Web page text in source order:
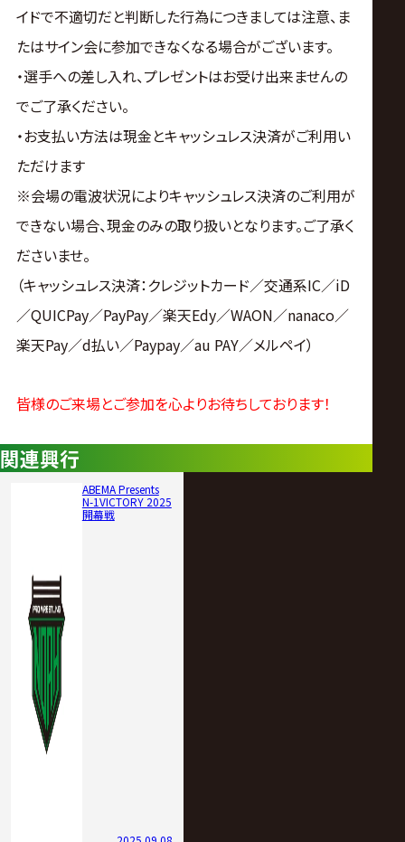
イドで不適切だと判断した行為につきましては注意、ま
たはサイン会に参加できなくなる場合がございます。
・選手への差し入れ、プレゼントはお受け出来ませんの
でご了承ください。
・お支払い方法は現金とキャッシュレス決済がご利用い
ただけます
※会場の電波状況によりキャッシュレス決済のご利用が
できない場合、現金のみの取り扱いとなります。ご了承く
ださいませ。
（キャッシュレス決済：クレジットカード／交通系IC／iD
／QUICPay／PayPay／楽天Edy／WAON／nanaco／
楽天Pay／d払い／Paypay／au PAY／メルペイ）
皆様のご来場とご参加を心よりお待ちしております！
関連興行
ABEMA Presents
N-1VICTORY 2025
開幕戦